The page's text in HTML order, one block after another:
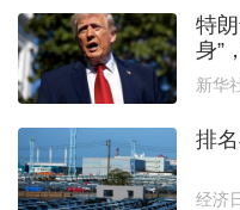
特
身”
新华
排
经济